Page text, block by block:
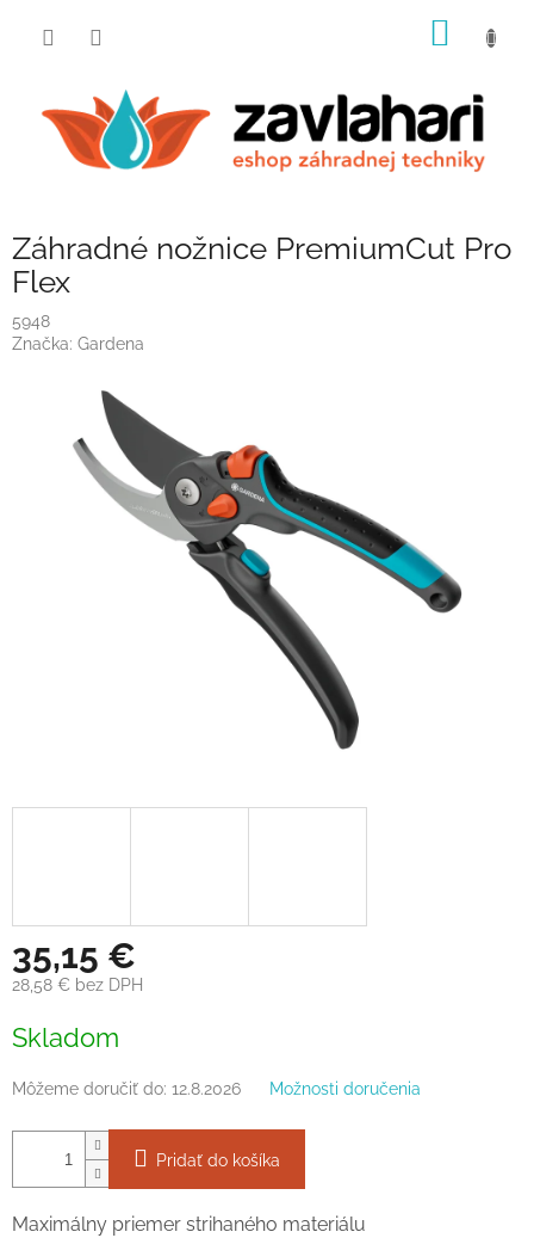
Záhradné nožnice PremiumCut Pro
Flex
5948
Značka: Gardena
35,15 €
28,58 € bez DPH
cena:
Skladom
Môžeme doručiť do: 12.8.2026 Možnosti doručenia
Pridať do košíka
Maximálny priemer strihaného materiálu